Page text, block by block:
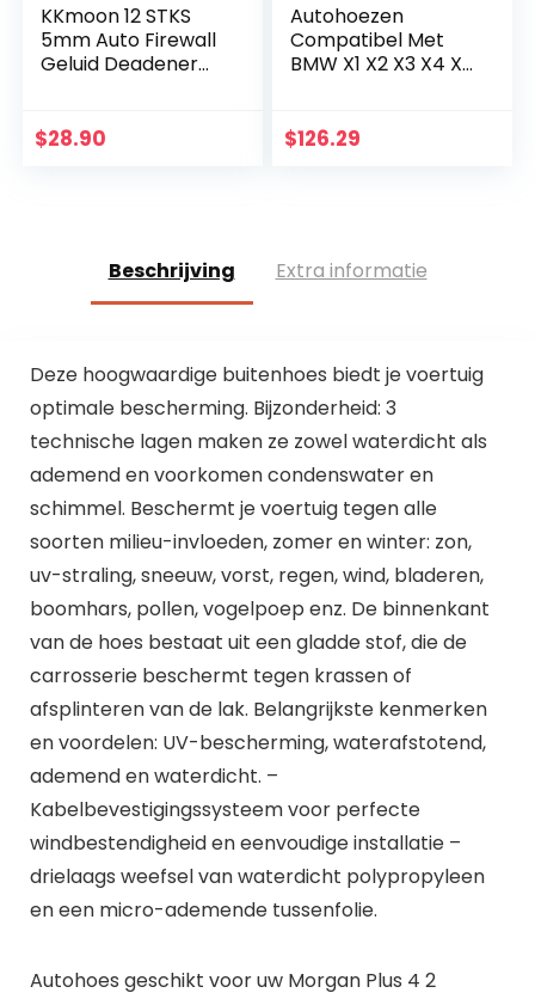
KKmoon 12 STKS
5mm Auto Firewall
Geluid Deadener
Geluidsisolatie
$28.90
Autohoezen
Compatibel Met
BMW X1 X2 X3 X4 X5
Katoen 100%
$126.29
Beschrijving Extra informatie
Deze hoogwaardige buitenhoes biedt je voertuig
optimale bescherming. Bijzonderheid: 3
technische lagen maken ze zowel waterdicht als
ademend en voorkomen condenswater en
schimmel. Beschermt je voertuig tegen alle
soorten milieu-invloeden, zomer en winter: zon,
uv-straling, sneeuw, vorst, regen, wind, bladeren,
boomhars, pollen, vogelpoep enz. De binnenkant
van de hoes bestaat uit een gladde stof, die de
carrosserie beschermt tegen krassen of
afsplinteren van de lak. Belangrijkste kenmerken
en voordelen: UV-bescherming, waterafstotend,
ademend en waterdicht. –
Kabelbevestigingssysteem voor perfecte
windbestendigheid en eenvoudige installatie –
drielaags weefsel van waterdicht polypropyleen
en een micro-ademende tussenfolie.
Autohoes geschikt voor uw Morgan Plus 4 2